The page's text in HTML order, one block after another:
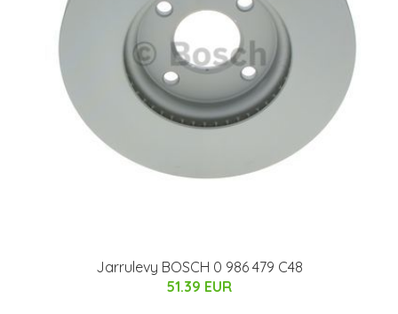
Jarrulevy BOSCH 0 986 479 C48
51.39 EUR